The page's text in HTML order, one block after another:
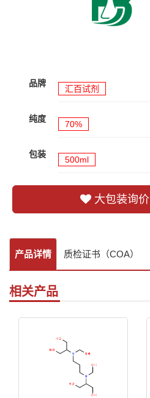
品牌
汇百试剂
纯度
70%
包装
500ml
大包装询价
产品详情 质检证书（COA）
相关产品